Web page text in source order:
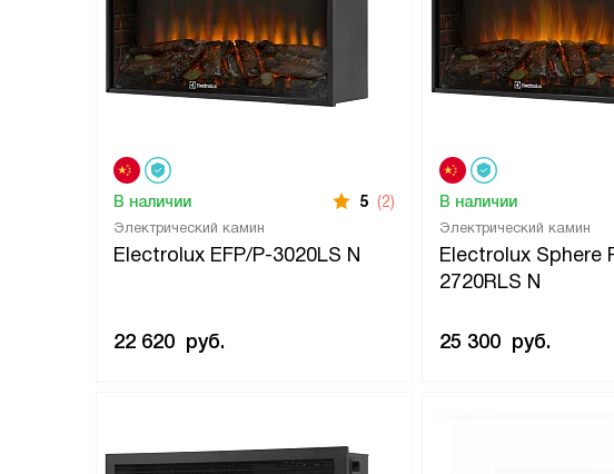
Электрический камин
Electrolux EFP/P-3020LS N
В наличии 5 (2)
22 620 руб.
Электрический камин
Electrolux Sphere
2720RLS N
В наличии
25 300 руб.